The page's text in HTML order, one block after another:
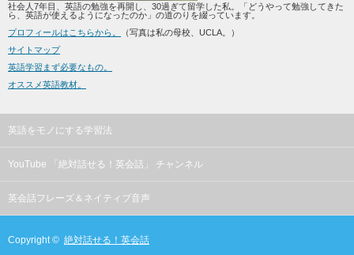
社会人7年目、英語の勉強を再開し、30過ぎて留学した私。「どうやって勉強してきた
ら、英語が使えるようになったのか」の道のりを綴っています。
プロフィールはこちらから。
（写真は私の母校、UCLA。）
サイトマップ
英語学習まず必要なもの。
オススメ英語教材。
英語をモノにする学習法
YouTube 「絶対話せる！英会話」 チャンネル
英会話フレーズ＆ネイティブ音声
Copyright © 絶対話せる！英会話